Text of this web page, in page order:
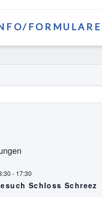
FORMULARE
- 17:30
Schloss Schreez